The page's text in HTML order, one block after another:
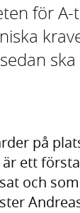
för
på
ett
och